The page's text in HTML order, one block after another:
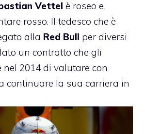
Vettel è roseo e
rosso. Il tedesco che è
alla Red Bull per diversi
un contratto che gli
nel 2014 di valutare con
continuare la sua carriera in